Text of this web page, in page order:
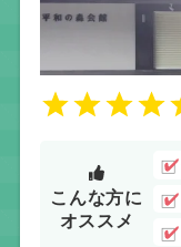
こんな方に
オススメ